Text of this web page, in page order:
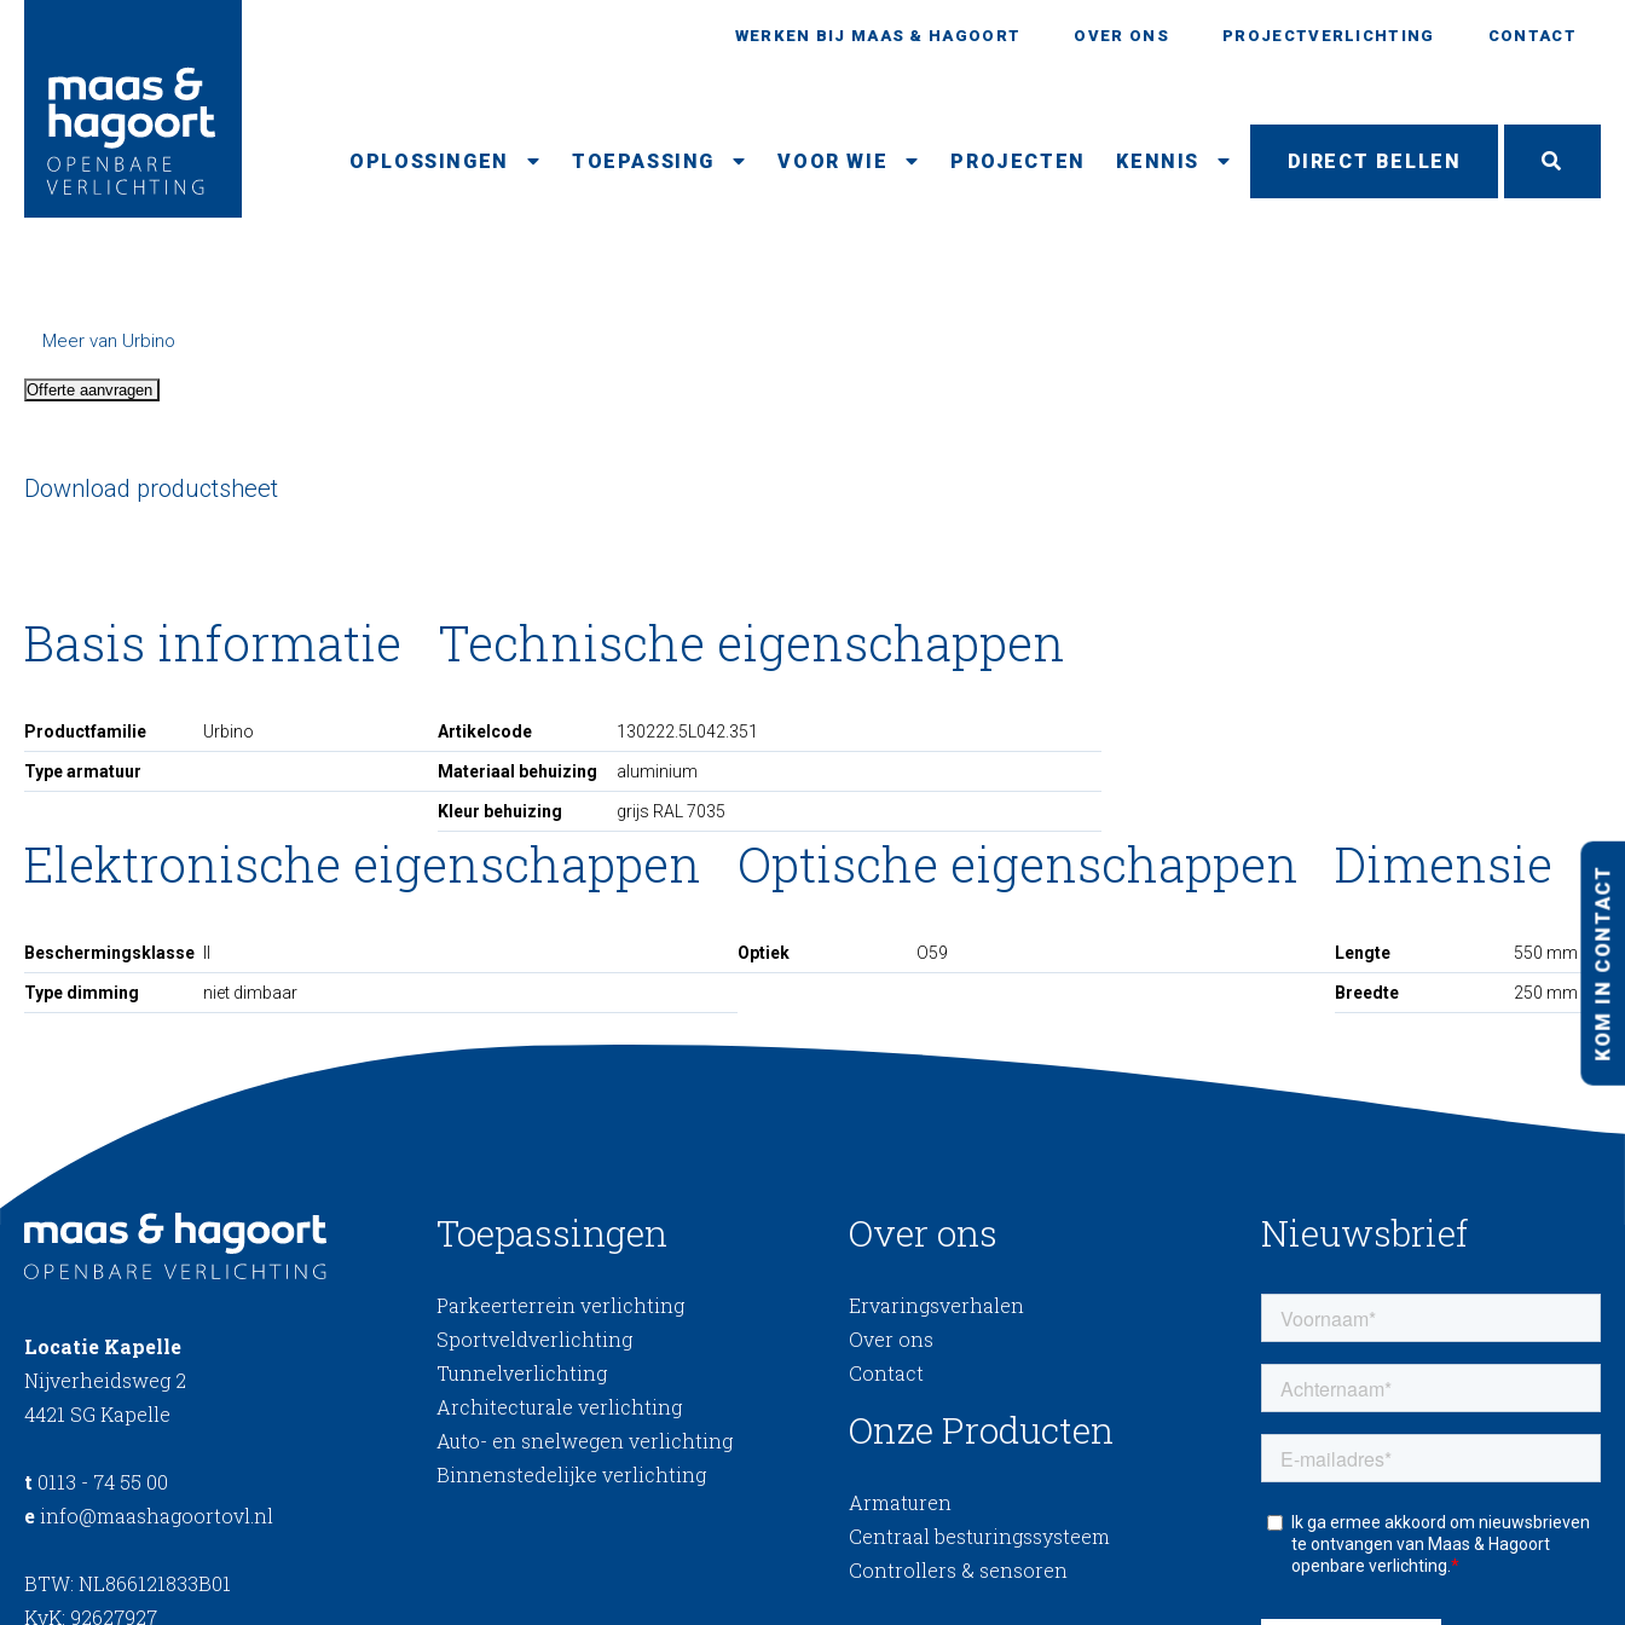
KOM IN CONTACT
WERKEN BIJ MAAS & HAGOORT OVER ONS PROJECTVERLICHTING CONTACT
OPLOSSINGEN TOEPASSING VOOR WIE PROJECTEN KENNIS DIRECT BELLEN
Meer van Urbino
Offerte aanvragen
Download productsheet
Basis informatie
Productfamilie Urbino
Type armatuur
Technische eigenschappen
Artikelcode 130222.5L042.351
Materiaal behuizing aluminium
Kleur behuizing grijs RAL 7035
Elektronische eigenschappen
Beschermingsklasse
Type dimming niet dimbaar
Optische eigenschappen
Optiek O59
Dimensie
Lengte 550 mm
Breedte 250 mm
Locatie Kapelle
Nijverheidsweg 2
4421 SG Kapelle
t 0113 - 74 55 00
einfo@maashagoortovl.nl
BTW: NL866121833B01
KvK: 92627927
Toepassingen
Parkeerterrein verlichting
Sportveldverlichting
Tunnelverlichting
Architecturale verlichting
Auto- en snelwegen verlichting
Binnenstedelijke verlichting
Over ons
Ervaringsverhalen
Over ons
Contact
Onze Producten
Armaturen
Centraal besturingssysteem
Controllers & sensoren
Nieuwsbrief